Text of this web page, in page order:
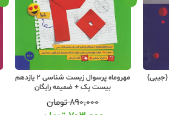
مهروماه پرسوال زیست شناسی 2 یازدهم
بیست پک + ضمیمه رایگان
۸۹۰,۰۰۰تومان